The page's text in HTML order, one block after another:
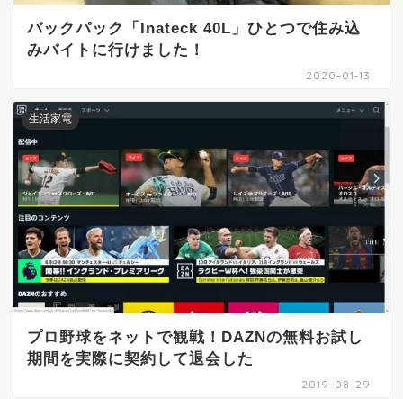
バックパック「Inateck 40L」ひとつで住み込
みバイトに行けました！
2020-01-13
生活家電
プロ野球をネットで観戦！DAZNの無料お試し
期間を実際に契約して退会した
2019-08-29